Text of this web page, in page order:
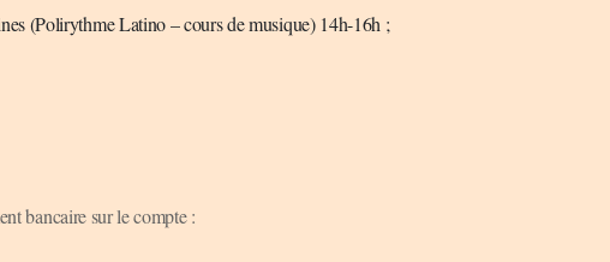
(Polirythme Latino – cours de musique) 14h-16h ;
bancaire sur le compte :